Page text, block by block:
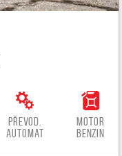
Převod.
automat
Motor
benzin